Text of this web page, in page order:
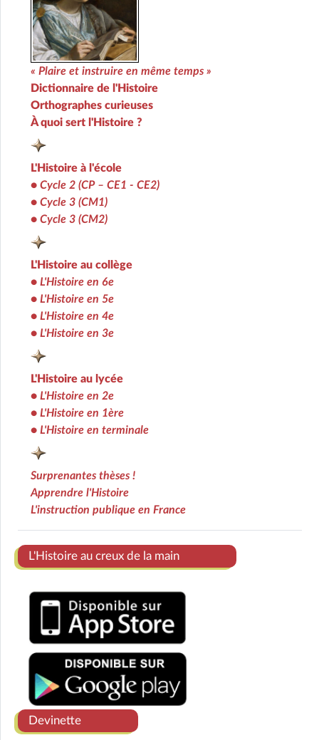
« Plaire et instruire en même temps »
Dictionnaire de l'Histoire
Orthographes curieuses
À quoi sert l'Histoire ?
L'Histoire à l'école
• Cycle 2 (CP – CE1 - CE2)
• Cycle 3 (CM1)
• Cycle 3 (CM2)
L'Histoire au collège
• L'Histoire en 6e
• L'Histoire en 5e
• L'Histoire en 4e
• L'Histoire en 3e
L'Histoire au lycée
• L'Histoire en 2e
• L'Histoire en 1ère
• L'Histoire en terminale
Surprenantes thèses !
Apprendre l'Histoire
L'instruction publique en France
L'Histoire au creux de la main
Devinette